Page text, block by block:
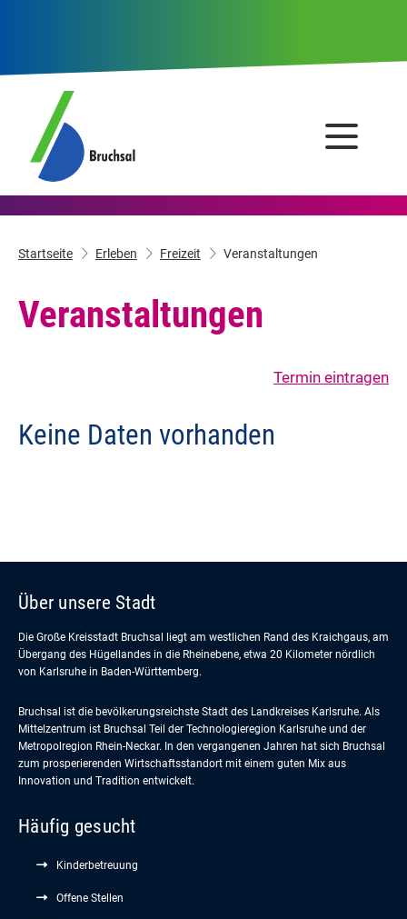
Startseite Erleben Freizeit Veranstaltungen
Veranstaltungen
Termin eintragen
Keine Daten vorhanden
Über unsere Stadt
Die Große Kreisstadt Bruchsal liegt am westlichen Rand des Kraichgaus, am
Übergang des Hügellandes in die Rheinebene, etwa 20 Kilometer nördlich
von Karlsruhe in Baden-Württemberg.
Bruchsal ist die bevölkerungsreichste Stadt des Landkreises Karlsruhe. Als
Mittelzentrum ist Bruchsal Teil der Technologieregion Karlsruhe und der
Metropolregion Rhein-Neckar. In den vergangenen Jahren hat sich Bruchsal
zum prosperierenden Wirtschaftsstandort mit einem guten Mix aus
Innovation und Tradition entwickelt.
Häufig gesucht
Kinderbetreuung
Offene Stellen